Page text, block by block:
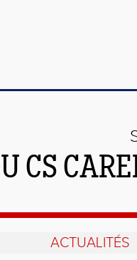
CS
ACTUALITÉS